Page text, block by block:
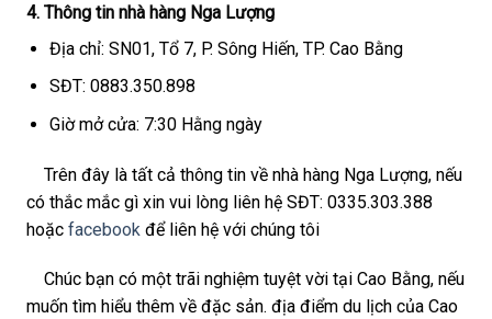
4. Thông tin nhà hàng Nga Lượng
Địa chỉ: SN01, Tổ 7, P. Sông Hiến, TP. Cao Bằng
SĐT: 0883.350.898
Giờ mở cửa: 7:30 Hằng ngày
Trên đây là tất cả thông tin về nhà hàng Nga Lượng, nếu
có thắc mắc gì xin vui lòng liên hệ SĐT: 0335.303.388
hoặc facebook để liên hệ với chúng tôi
Chúc bạn có một trãi nghiệm tuyệt vời tại Cao Bằng, nếu
muốn tìm hiểu thêm về đặc sản. địa điểm du lịch của Cao